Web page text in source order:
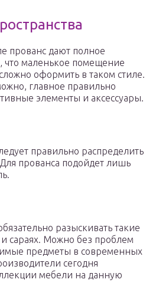
прованс дают полное
что маленькое помещение
оформить в таком стиле.
главное правильно
элементы и аксессуары.
правильно распределить
прованса подойдет лишь
разыскивать такие
сараях. Можно без проблем
предметы в современных
сегодня
мебели на данную